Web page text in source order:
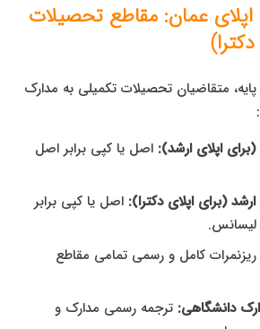
اپلای عمان: مقاطع تحصیلات
متقاضیان تحصیلات تکمیلی به مدارک
اپلای ارشد): اصل یا کپی برابر اصل
(برای اپلای دکترا): اصل یا کپی برابر
ریزنمرات کامل و رسمی تمامی مقاطع
دانشگاهی: ترجمه رسمی مدارک و